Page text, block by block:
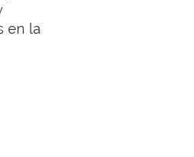
en la